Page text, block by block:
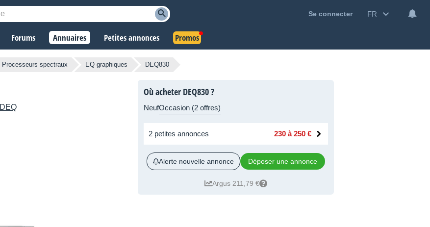
Se connecter FR
Forums Annuaires Petites annonces Promos
Processeurs spectraux EQ graphiques DEQ830
DEQ
Où acheter DEQ830 ?
NeufOccasion (2 offres)
2 petites annonces 230 à 250 €
Alerte nouvelle annonce Déposer une annonce
Argus 211,79 €